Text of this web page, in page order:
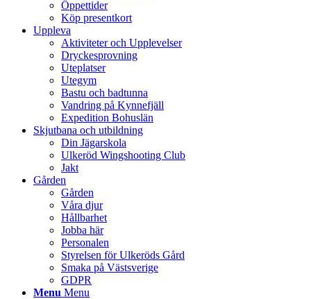
Öppettider
Köp presentkort
Uppleva
Aktiviteter och Upplevelser
Dryckesprovning
Uteplatser
Utegym
Bastu och badtunna
Vandring på Kynnefjäll
Expedition Bohuslän
Skjutbana och utbildning
Din Jägarskola
Ulkeröd Wingshooting Club
Jakt
Gården
Gården
Våra djur
Hållbarhet
Jobba här
Personalen
Styrelsen för Ulkeröds Gård
Smaka på Västsverige
GDPR
Menu Menu